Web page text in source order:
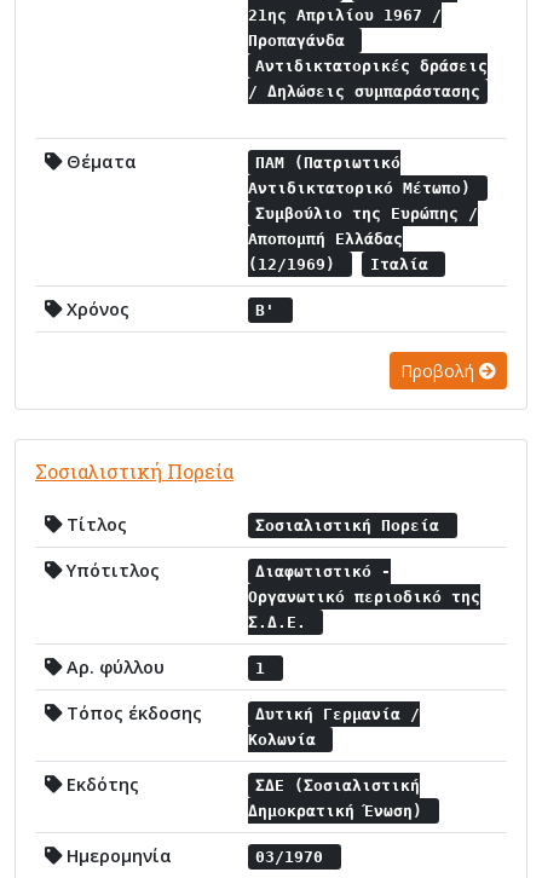
21ης Απριλίου 1967 /
Προπαγάνδα
Αντιδικτατορικές δράσεις
/ Δηλώσεις συμπαράστασης
Θέματα
ΠΑΜ (Πατριωτικό
Αντιδικτατορικό Μέτωπο)
Συμβούλιο της Ευρώπης /
Αποπομπή Ελλάδας
(12/1969)
Ιταλία
Χρόνος Β'
Προβολή
Σοσιαλιστική Πορεία
Τίτλος Σοσιαλιστική Πορεία
Υπότιτλος
Διαφωτιστικό -
Οργανωτικό περιοδικό της
Σ.Δ.Ε.
Αρ. φύλλου 1
Τόπος έκδοσης
Δυτική Γερμανία /
Κολωνία
Εκδότης
ΣΔΕ (Σοσιαλιστική
Δημοκρατική Ένωση)
Ημερομηνία 03/1970